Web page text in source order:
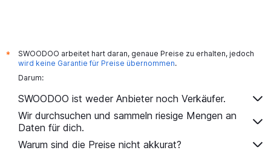
*
SWOODOO arbeitet hart daran, genaue Preise zu erhalten, jedoch
wird keine Garantie für Preise übernommen.
Darum:
SWOODOO ist weder Anbieter noch Verkäufer.
Wir durchsuchen und sammeln riesige Mengen an
Daten für dich.
Warum sind die Preise nicht akkurat?